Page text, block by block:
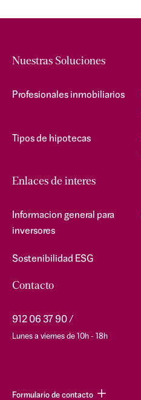
Nuestras Soluciones
Profesionales inmobiliarios
Tipos de hipotecas
Enlaces de interes
Informacion general para
inversores
Sostenibilidad ESG
Contacto
912 06 37 90
Lunes a viernes de 10h - 18h
Formulario de contacto